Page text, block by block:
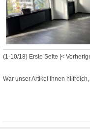
(1-10/18) Erste Seite <
War unser Artikel Ihnen